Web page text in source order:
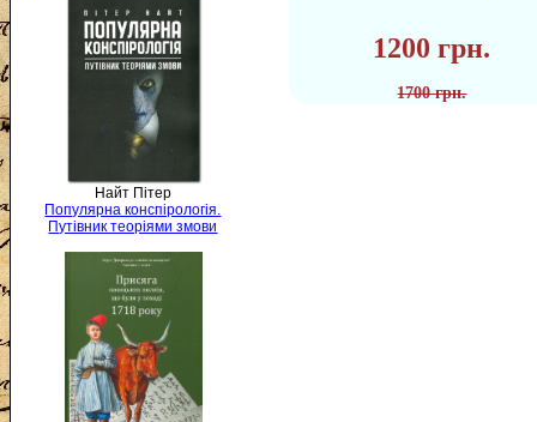
Найт Пітер
Популярна конспірологія.
Путівник теоріями змови
1200 грн.
1700 грн.